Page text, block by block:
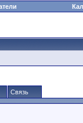
Связь